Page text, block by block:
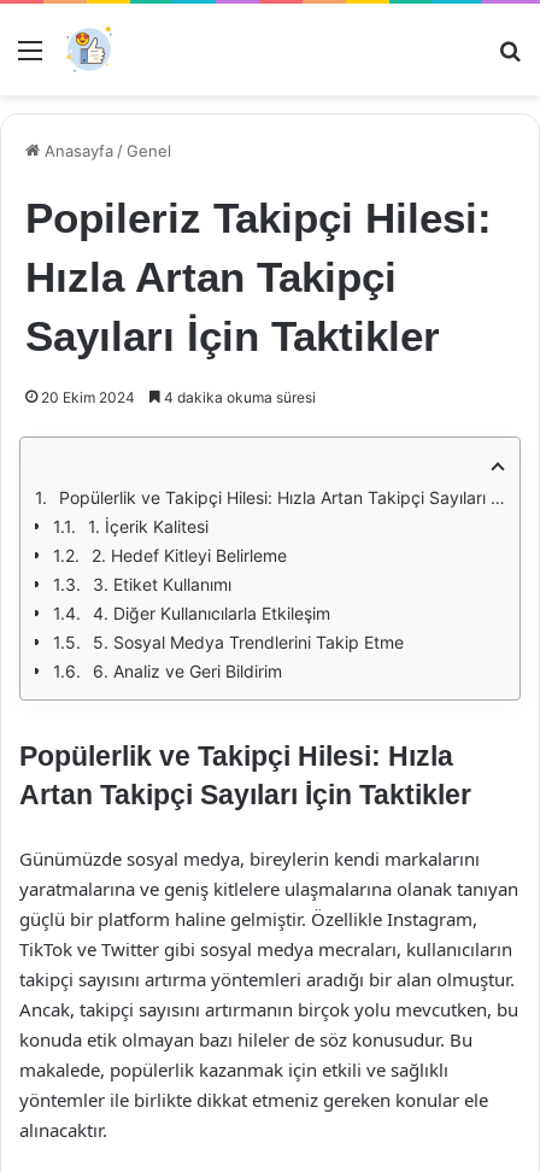
Menü
Anasayfa /Genel
Popileriz Takipçi Hilesi:
Hızla Artan Takipçi
Sayıları İçin Taktikler
20 Ekim 2024 4 dakika okuma süresi
Popülerlik ve Takipçi Hilesi: Hızla Artan Takipçi Sayıları İçin Taktikler
1. İçerik Kalitesi
2. Hedef Kitleyi Belirleme
3. Etiket Kullanımı
4. Diğer Kullanıcılarla Etkileşim
5. Sosyal Medya Trendlerini Takip Etme
6. Analiz ve Geri Bildirim
Popülerlik ve Takipçi Hilesi: Hızla
Artan Takipçi Sayıları İçin Taktikler
Günümüzde sosyal medya, bireylerin kendi markalarını
yaratmalarına ve geniş kitlelere ulaşmalarına olanak tanıyan
güçlü bir platform haline gelmiştir. Özellikle Instagram,
TikTok ve Twitter gibi sosyal medya mecraları, kullanıcıların
takipçi sayısını artırma yöntemleri aradığı bir alan olmuştur.
Ancak, takipçi sayısını artırmanın birçok yolu mevcutken, bu
konuda etik olmayan bazı hileler de söz konusudur. Bu
makalede, popülerlik kazanmak için etkili ve sağlıklı
yöntemler ile birlikte dikkat etmeniz gereken konular ele
alınacaktır.